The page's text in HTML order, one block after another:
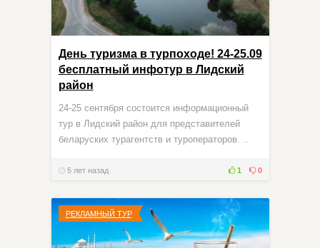
День туризма в турпоходе! 24-25.09
бесплатный инфотур в Лидский
район
24-25 сентября состоится информационный
тур в Лидский район для представителей
беларуских турагентств и туроператоров. ..
5 лет назад 1 0
РЕКЛАМНЫЙ ТУР